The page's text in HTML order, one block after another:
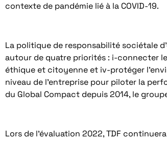
contexte de pandémie lié à la COVID-19.
La politique de responsabilité sociétale
autour de quatre priorités : i-connecter
éthique et citoyenne et iv-protéger
niveau de l’entreprise pour piloter la
du Global Compact depuis 2014, le
Lors de l’évaluation 2022, TDF